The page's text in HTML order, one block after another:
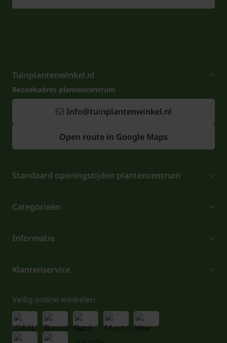
Tuinplantenwinkel.nl
Bezoekadres plantencentrum
Info@tuinplantenwinkel.nl
Open route in Google Maps
Standaard openingstijden plantencentrum
Categorieën
Informatie
Klantenservice
Veilig online winkelen